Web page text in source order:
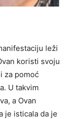
leži
koristi svoju
za pomoć
U takvim
a Ovan
je isticala da je